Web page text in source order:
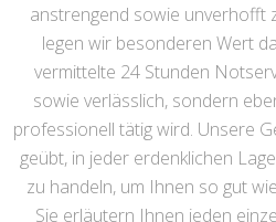
anstrengend sowie unverhofft
legen wir besonderen Wert
vermittelte 24 Stunden
sowie verlässlich, sondern
professionell tätig wird. Unsere
geübt, in jeder erdenklichen
zu handeln, um Ihnen so gut
Sie erläutern Ihnen jeden